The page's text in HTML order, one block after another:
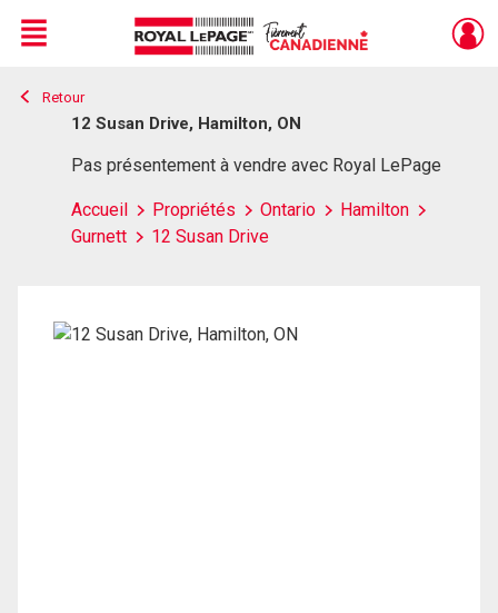
Live
En Direct
Menu
Retour
12 Susan Drive, Hamilton, ON
Pas présentement à vendre avec Royal LePage
Accueil Propriétés Ontario
Hamilton
Gurnett
12 Susan Drive